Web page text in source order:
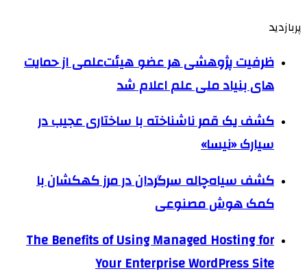
پربازدید
ظرفیت پژوهشی هر عضو هیئت‌علمی از حمایت
های بنیاد ملی علم اعلام شد
کشف یک قمر ناشناخته با ساختاری عجیب در
سیارک «نیسا»
کشف سیاه‌چاله سرگردان در مرز کهکشان با
کمک هوش مصنوعی
The Benefits of Using Managed Hosting for
Your Enterprise WordPress Site